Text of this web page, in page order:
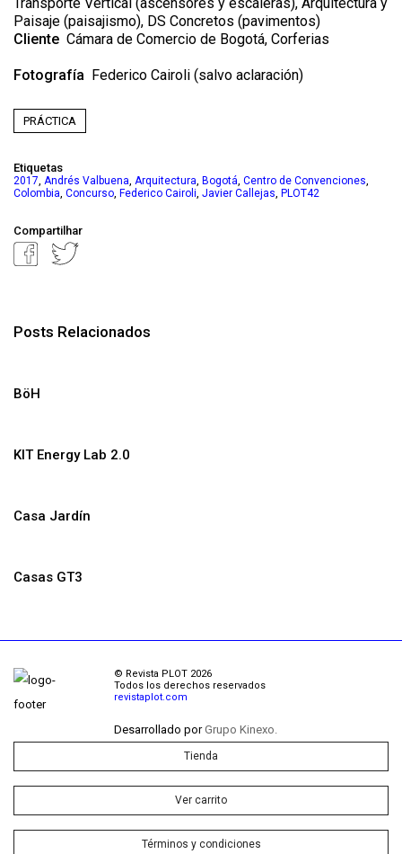
Paisaje (paisajismo), DS Concretos (pavimentos)
Cliente Cámara de Comercio de Bogotá, Corferias
Fotografía Federico Cairoli (salvo aclaración)
PRÁCTICA
Etiquetas
2017, Andrés Valbuena, Arquitectura, Bogotá, Centro de Convenciones,
Colombia, Concurso, Federico Cairoli, Javier Callejas, PLOT42
Compartilhar
Posts Relacionados
BöH
KIT Energy Lab 2.0
Casa Jardín
Casas GT3
© Revista PLOT 2026
Todos los derechos reservados
revistaplot.com
Desarrollado porGrupo Kinexo.
Tienda
Ver carrito
Términos y condiciones